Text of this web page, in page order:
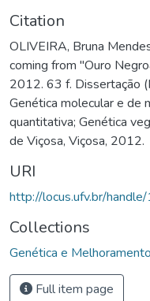
Citation
OLIVEIRA, Bruna
coming from "Ouro
2012. 63 f. Dissertação
Genética molecular e de
quantitativa; Genética
de Viçosa, Viçosa, 2012.
URI
http://locus.ufv.br/
Collections
Genética e Melhoramento
Full item page